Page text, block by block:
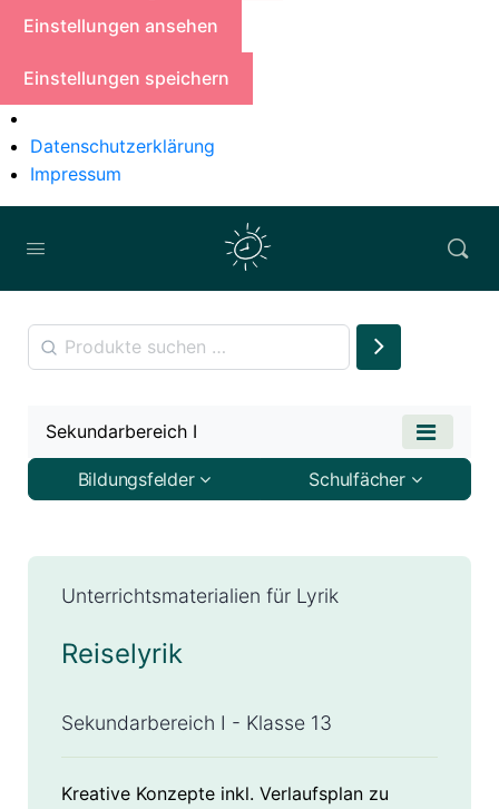
Einstellungen ansehen
Einstellungen speichern
Datenschutzerklärung
Impressum
Unterrichtsmaterialien für Lyrik
Reiselyrik
Sekundarbereich I - Klasse 13
Kreative Konzepte inkl. Verlaufsplan zu
Sekundarbereich I
Bildungsfelder Schulfächer